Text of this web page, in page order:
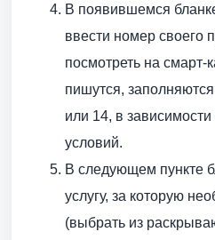
В появившемся
ввести номер своего
посмотреть на смарт-
пишутся,
или 14, в
условий.
В следующем пункте
услугу, за которую
(выбрать из